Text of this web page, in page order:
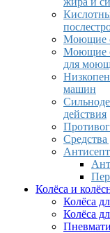
Моющие
Моющие
для
машин
действия
Колёса и
Колёса
Колёса